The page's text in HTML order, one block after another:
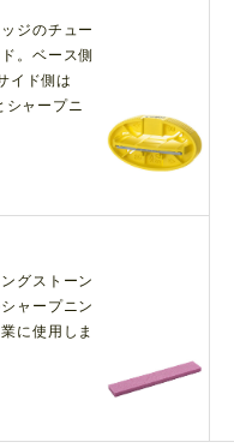
ジのチュー
。ベース側
イド側は
ャープニ
グストーン
ャープニン
に使用しま